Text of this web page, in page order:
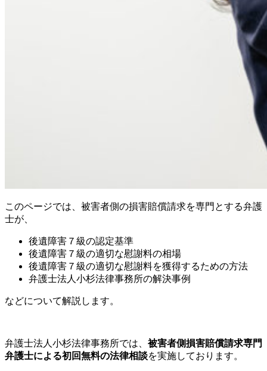
このページでは、被害者側の損害賠償請求を専門とする弁護
士が、
後遺障害７級の認定基準
後遺障害７級の適切な慰謝料の相場
後遺障害７級の適切な慰謝料を獲得するための方法
弁護士法人小杉法律事務所の解決事例
などについて解説します。
弁護士法人小杉法律事務所では、 被害者側損害賠償請求専門
弁護士による初回無料の法律相談を実施しております。